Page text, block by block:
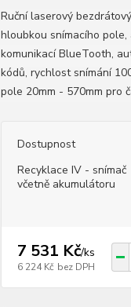
Ruční laserový
hloubkou snímacího
komunikací BlueTooth,
kódů, rychlost snímání
pole 20mm - 570mm pro
Dostupnost
Recyklace IV - snímač
včetně akumulátoru
7 531 Kč/ks
6 224 Kč bez DPH